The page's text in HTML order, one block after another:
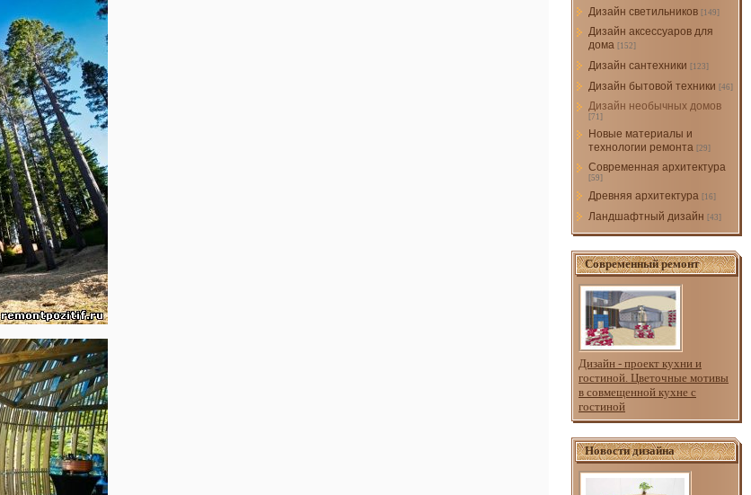
Дизайн светильников [149]
Дизайн аксессуаров для
дома [152]
Дизайн сантехники [123]
Дизайн бытовой техники [46]
Дизайн необычных домов
[71]
Новые материалы и
технологии ремонта [29]
Современная архитектура
[59]
Древняя архитектура [16]
Ландшафтный дизайн [43]
Современный ремонт
Дизайн - проект кухни и
гостиной. Цветочные мотивы
в совмещенной кухне с
гостиной
Новости дизайна